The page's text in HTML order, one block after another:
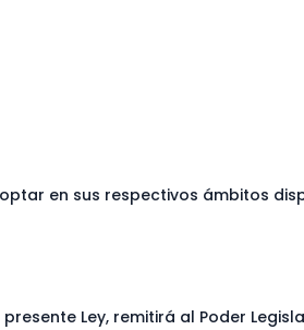
en sus respectivos ámbitos
Ley, remitirá al Poder